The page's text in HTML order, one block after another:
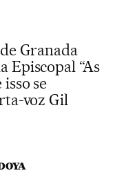
Granada
Episcopal “As
se
voz Gil